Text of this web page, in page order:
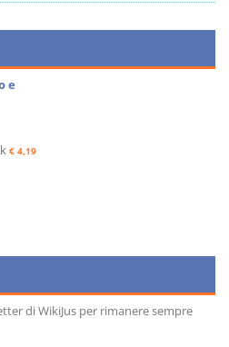
e
€ 4,19
di WikiJus per rimanere sempre